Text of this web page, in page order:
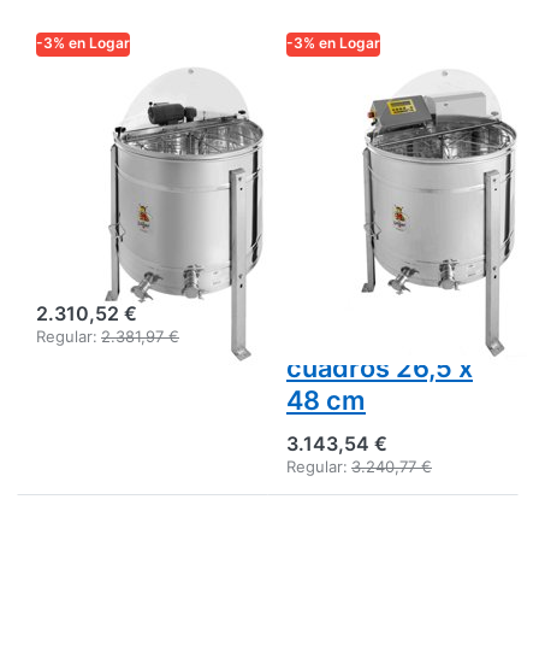
-3% en Logar
Logar extractor
auto-inversor de
4 cuadros, cuba
Ø 76 cm, motor
110 W, marcos
26,5 x 48 cm
2.310,52 €
Regular: 2.381,97 €
-3% en Logar
Extractor
autogiratorio
Logar de 4
cuadros,
depósito 76 cm,
motor 180 W,
totalmente
cuadros 26,5 x
48 cm
3.143,54 €
Regular: 3.240,77 €